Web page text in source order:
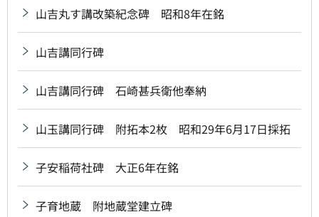
山吉丸す講改築紀念碑 昭和8年在銘
山吉講同行碑
山吉講同行碑 石崎甚兵衛他奉納
山玉講同行碑 附拓本2枚 昭和29年6月17日採拓
子安稲荷社碑 大正6年在銘
子育地蔵 附地蔵堂建立碑